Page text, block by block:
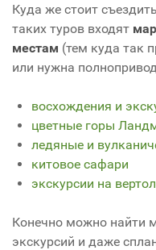
Куда же стоит
таких туров входят
местам (тем куда так
или нужна
восхождения и
цветные горы
ледяные и
китовое сафари
экскурсии на
Конечно можно найти
экскурсий и даже